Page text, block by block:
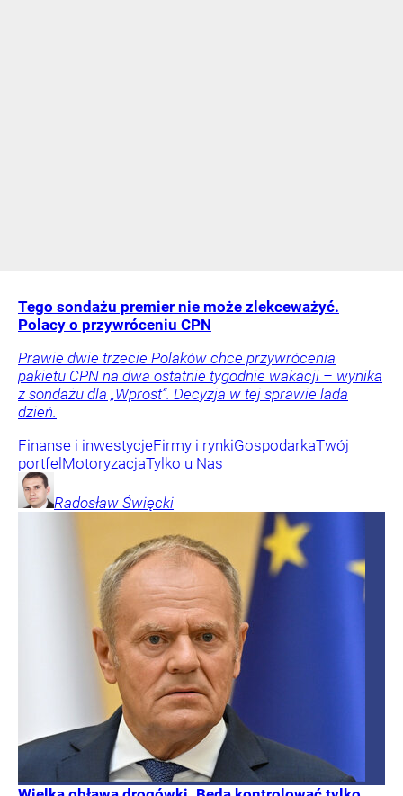
Tego sondażu premier nie może zlekceważyć.
Polacy o przywróceniu CPN
Prawie dwie trzecie Polaków chce przywrócenia
pakietu CPN na dwa ostatnie tygodnie wakacji – wynika
z sondażu dla „Wprost”. Decyzja w tej sprawie lada
dzień.
Finanse i inwestycjeFirmy i rynkiGospodarkaTwój
portfel MotoryzacjaTylko u Nas
Radosław Święcki